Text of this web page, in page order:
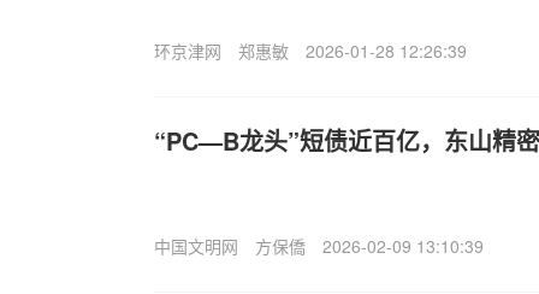
环京津网 郑惠敏 2026-01-28 12:26:39
“PC—B龙头”短债近百亿，东山精
中国文明网 方保僑 2026-02-09 13:10:39